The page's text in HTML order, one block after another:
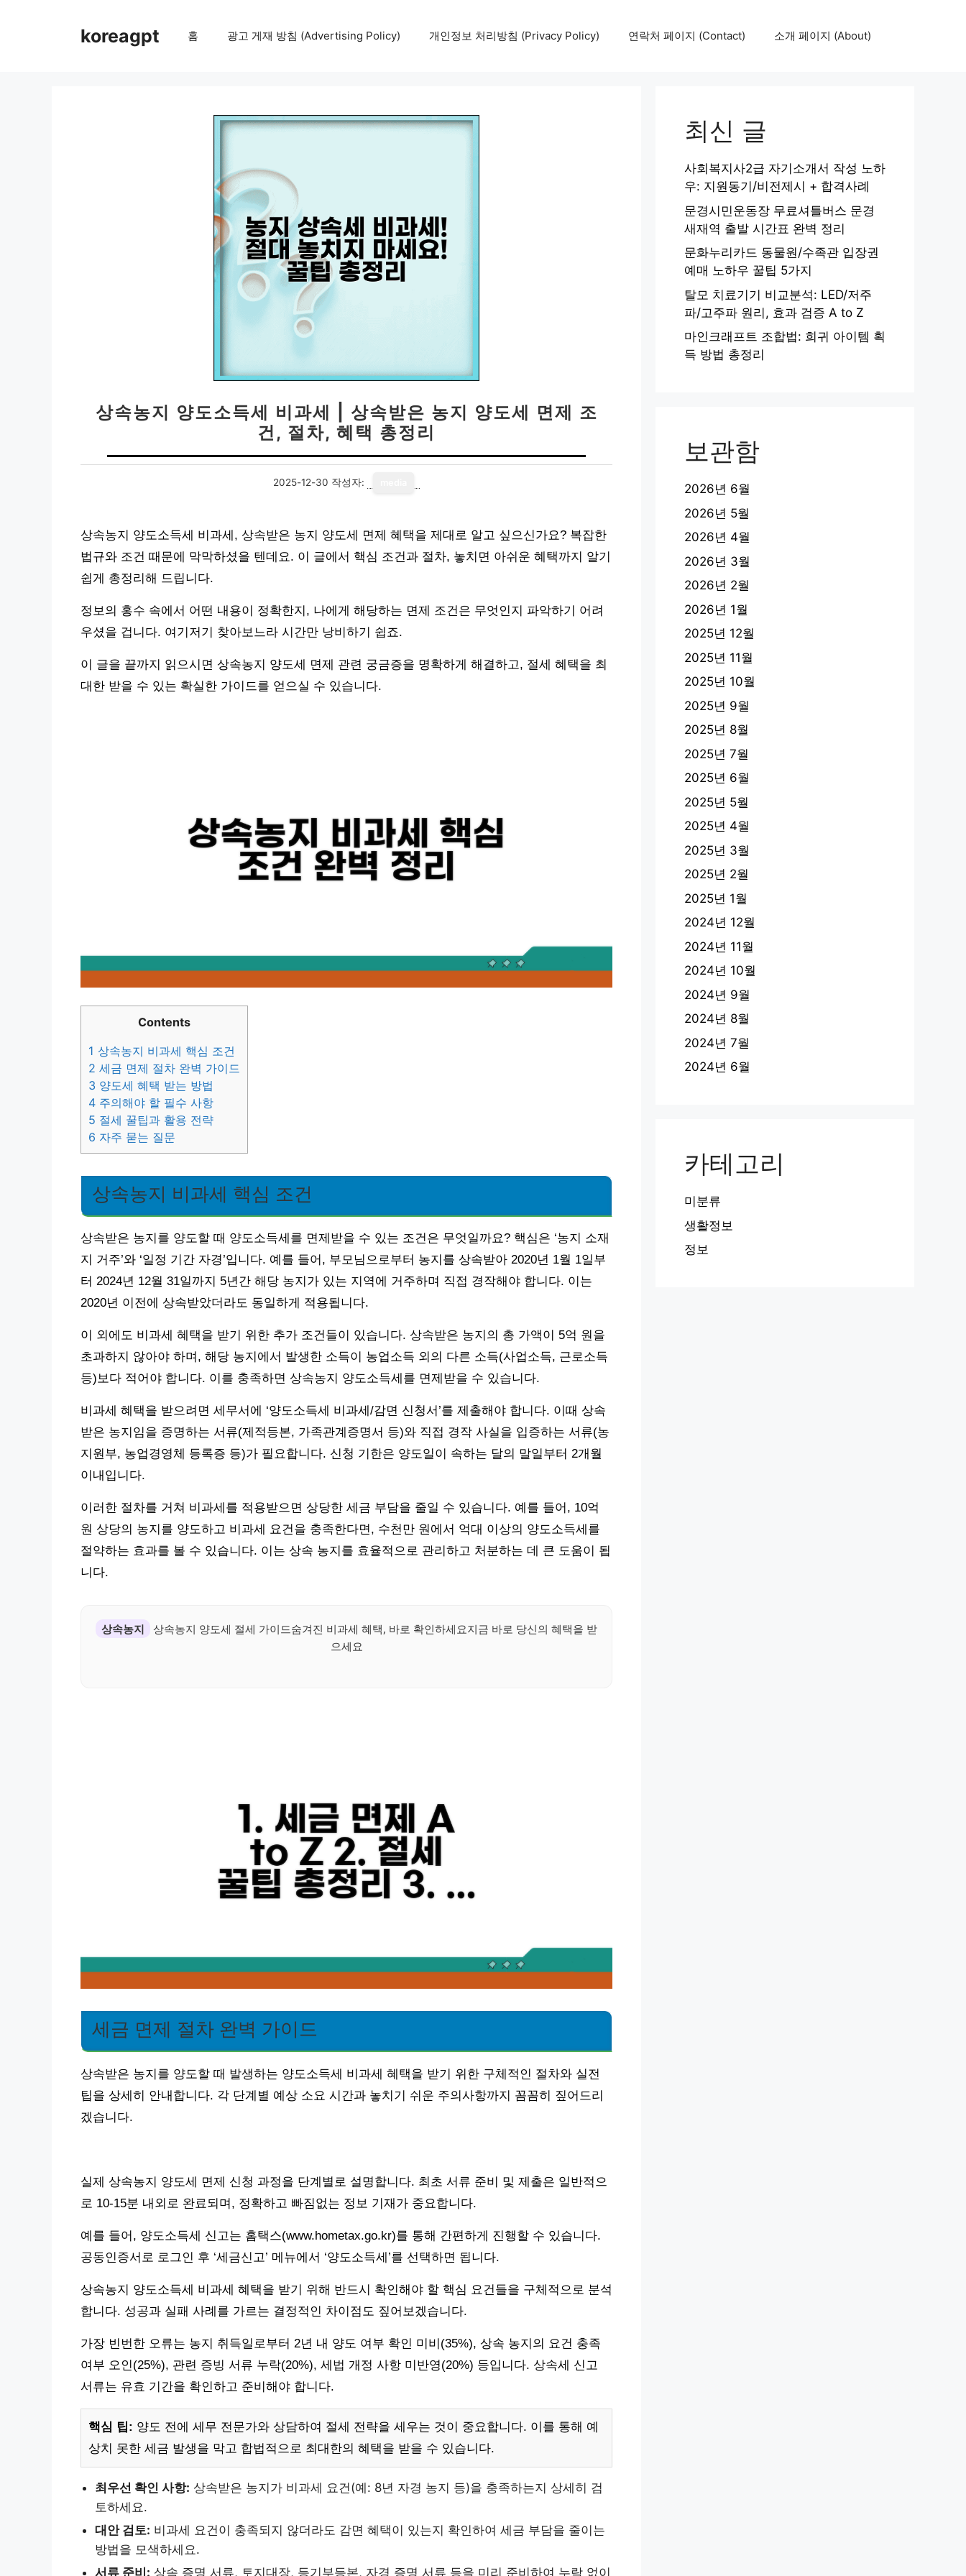
koreagpt 홈 광고 게재 방침 (Advertising Policy) 개인정보 처리방침 (Privacy Policy) 연락처 페이지 (Contact) 소개 페이지 (About)
상속농지 양도소득세 비과세 | 상속받은 농지 양도세 면제 조
건, 절차, 혜택 총정리
2025-12-30 작성자:
상속농지 양도소득세 비과세, 상속받은 농지 양도세 면제 혜택을 제대로 알고 싶으신가요? 복잡한
법규와 조건 때문에 막막하셨을 텐데요. 이 글에서 핵심 조건과 절차, 놓치면 아쉬운 혜택까지 알기
쉽게 총정리해 드립니다.
정보의 홍수 속에서 어떤 내용이 정확한지, 나에게 해당하는 면제 조건은 무엇인지 파악하기 어려
우셨을 겁니다. 여기저기 찾아보느라 시간만 낭비하기 쉽죠.
이 글을 끝까지 읽으시면 상속농지 양도세 면제 관련 궁금증을 명확하게 해결하고, 절세 혜택을 최
대한 받을 수 있는 확실한 가이드를 얻으실 수 있습니다.
Contents
1 상속농지 비과세 핵심 조건
2 세금 면제 절차 완벽 가이드
3 양도세 혜택 받는 방법
4 주의해야 할 필수 사항
5 절세 꿀팁과 활용 전략
6 자주 묻는 질문
상속농지 비과세 핵심 조건
상속받은 농지를 양도할 때 양도소득세를 면제받을 수 있는 조건은 무엇일까요? 핵심은 ‘농지 소재
지 거주’와 ‘일정 기간 자경’입니다. 예를 들어, 부모님으로부터 농지를 상속받아 2020년 1월 1일부
터 2024년 12월 31일까지 5년간 해당 농지가 있는 지역에 거주하며 직접 경작해야 합니다. 이는
2020년 이전에 상속받았더라도 동일하게 적용됩니다.
이 외에도 비과세 혜택을 받기 위한 추가 조건들이 있습니다. 상속받은 농지의 총 가액이 5억 원을
초과하지 않아야 하며, 해당 농지에서 발생한 소득이 농업소득 외의 다른 소득(사업소득, 근로소득
등)보다 적어야 합니다. 이를 충족하면 상속농지 양도소득세를 면제받을 수 있습니다.
비과세 혜택을 받으려면 세무서에 ‘양도소득세 비과세/감면 신청서’를 제출해야 합니다. 이때 상속
받은 농지임을 증명하는 서류(제적등본, 가족관계증명서 등)와 직접 경작 사실을 입증하는 서류(농
지원부, 농업경영체 등록증 등)가 필요합니다. 신청 기한은 양도일이 속하는 달의 말일부터 2개월
이내입니다.
이러한 절차를 거쳐 비과세를 적용받으면 상당한 세금 부담을 줄일 수 있습니다. 예를 들어, 10억
원 상당의 농지를 양도하고 비과세 요건을 충족한다면, 수천만 원에서 억대 이상의 양도소득세를
절약하는 효과를 볼 수 있습니다. 이는 상속 농지를 효율적으로 관리하고 처분하는 데 큰 도움이 됩
니다.
상속농지
상속농지 양도세 절세 가이드숨겨진 비과세 혜택, 바로 확인하세요지금 바로 당신의 혜택을 받
으세요
세금 면제 절차 완벽 가이드
상속받은 농지를 양도할 때 발생하는 양도소득세 비과세 혜택을 받기 위한 구체적인 절차와 실전
팁을 상세히 안내합니다. 각 단계별 예상 소요 시간과 놓치기 쉬운 주의사항까지 꼼꼼히 짚어드리
겠습니다.
실제 상속농지 양도세 면제 신청 과정을 단계별로 설명합니다. 최초 서류 준비 및 제출은 일반적으
로 10-15분 내외로 완료되며, 정확하고 빠짐없는 정보 기재가 중요합니다.
예를 들어, 양도소득세 신고는 홈택스(www.hometax.go.kr)를 통해 간편하게 진행할 수 있습니다.
공동인증서로 로그인 후 ‘세금신고’ 메뉴에서 ‘양도소득세’를 선택하면 됩니다.
상속농지 양도소득세 비과세 혜택을 받기 위해 반드시 확인해야 할 핵심 요건들을 구체적으로 분석
합니다. 성공과 실패 사례를 가르는 결정적인 차이점도 짚어보겠습니다.
가장 빈번한 오류는 농지 취득일로부터 2년 내 양도 여부 확인 미비(35%), 상속 농지의 요건 충족
여부 오인(25%), 관련 증빙 서류 누락(20%), 세법 개정 사항 미반영(20%) 등입니다. 상속세 신고
서류는 유효 기간을 확인하고 준비해야 합니다.
핵심 팁: 양도 전에 세무 전문가와 상담하여 절세 전략을 세우는 것이 중요합니다. 이를 통해 예
상치 못한 세금 발생을 막고 합법적으로 최대한의 혜택을 받을 수 있습니다.
최우선 확인 사항: 상속받은 농지가 비과세 요건(예: 8년 자경 농지 등)을 충족하는지 상세히 검
토하세요.
대안 검토: 비과세 요건이 충족되지 않더라도 감면 혜택이 있는지 확인하여 세금 부담을 줄이는
방법을 모색하세요.
서류 준비: 상속 증명 서류, 토지대장, 등기부등본, 자경 증명 서류 등을 미리 준비하여 누락 없이
최신 글
사회복지사2급 자기소개서 작성 노하
우: 지원동기/비전제시 + 합격사례
문경시민운동장 무료셔틀버스 문경
새재역 출발 시간표 완벽 정리
문화누리카드 동물원/수족관 입장권
예매 노하우 꿀팁 5가지
탈모 치료기기 비교분석: LED/저주
파/고주파 원리, 효과 검증 A to Z
마인크래프트 조합법: 희귀 아이템 획
득 방법 총정리
보관함
2026년 6월
2026년 5월
2026년 4월
2026년 3월
2026년 2월
2026년 1월
2025년 12월
2025년 11월
2025년 10월
2025년 9월
2025년 8월
2025년 7월
2025년 6월
2025년 5월
2025년 4월
2025년 3월
2025년 2월
2025년 1월
2024년 12월
2024년 11월
2024년 10월
2024년 9월
2024년 8월
2024년 7월
2024년 6월
카테고리
미분류
생활정보
정보